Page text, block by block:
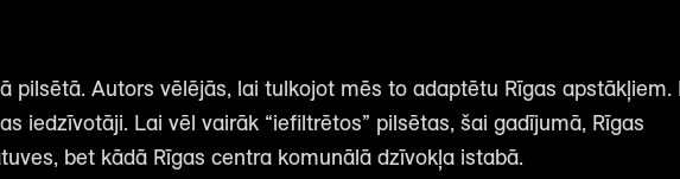
pilsētā. Autors vēlējās, lai tulkojot mēs to adaptētu Rīgas apstākļiem.
iedzīvotāji. Lai vēl vairāk “iefiltrētos” pilsētas, šai gadījumā, Rīgas
bet kādā Rīgas centra komunālā dzīvokļa istabā.